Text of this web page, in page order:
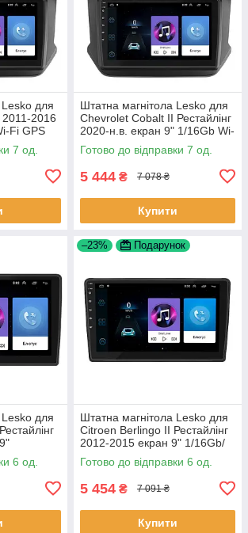
Lesko для
2016
Fi GPS
7 шт.
7 од.
Штатна магнітола Lesko для
Chevrolet Cobalt II Рестайлінг
2020-н.в. екран 9" 1/16Gb Wi-
Fi GPS Base 7 шт.
Готово до відправки 7 од.
5 444 ₴ 7 078 ₴
Купити
Lesko для
6шт
6 од.
–23% Подарунок
Штатна магнітола Lesko для
Citroen Berlingo II Рестайлінг
2012-2015 екран 9" 1/16Gb/
Wi-Fi GPS Optima 6шт
Готово до відправки 6 од.
5 454 ₴ 7 091 ₴
Купити